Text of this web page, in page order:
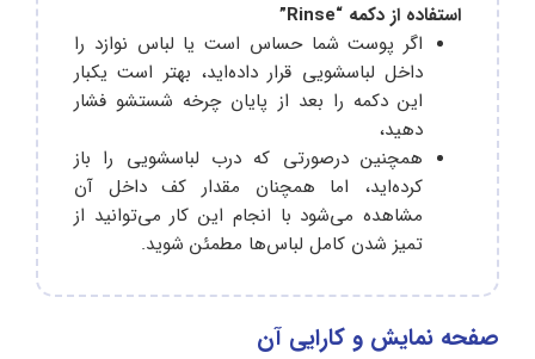
استفاده از دکمه “Rinse”
اگر پوست شما حساس است یا لباس نوازد را
داخل لباسشویی قرار داده‌اید، بهتر است یکبار
این دکمه را بعد از پایان چرخه شستشو فشار
دهید،
همچنین درصورتی که درب لباسشویی را باز
کرده‌اید، اما همچنان مقدار کف داخل آن
مشاهده می‌شود با انجام این کار می‌توانید از
تمیز شدن کامل لباس‌ها مطمئن شوید.
صفحه نمایش و کارایی آن